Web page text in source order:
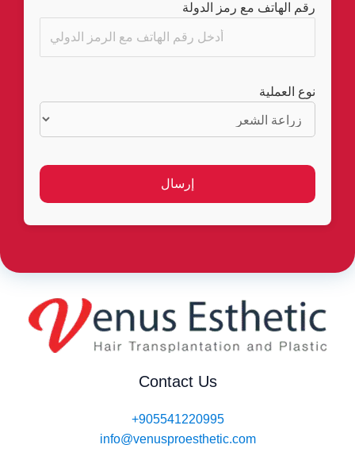
رقم الهاتف مع رمز الدولة
نوع العملية
Contact Us
+905541220995
info@venusproesthetic.com